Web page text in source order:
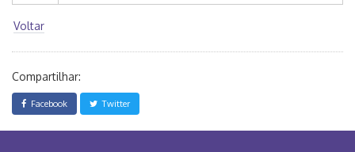
Voltar
Compartilhar:
Facebook Twitter